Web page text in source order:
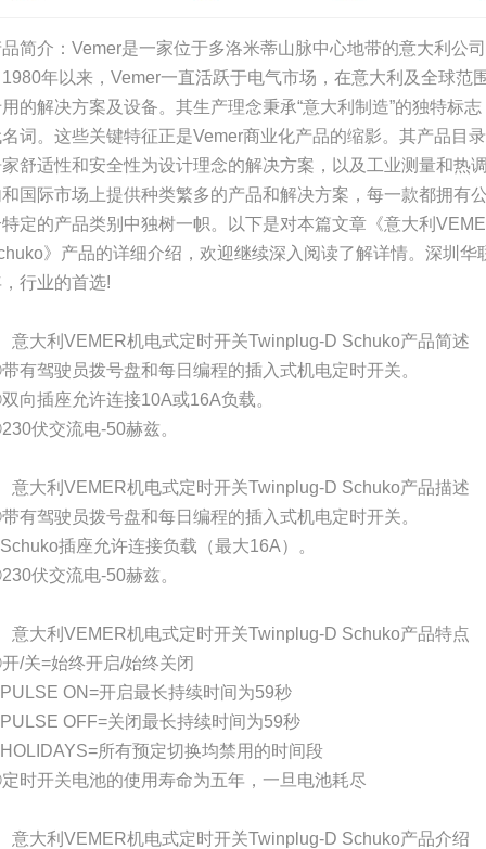
简介：Vemer是一家位于多洛米蒂山脉中心地带的意大利公
年以来，Vemer一直活跃于电气市场，在意大利及全球范
的解决方案及设备。其生产理念秉承“意大利制造”的独特标
词。这些关键特征正是Vemer商业化产品的缩影。其产品目
舒适性和安全性为设计理念的解决方案，以及工业测量和热
国际市场上提供种类繁多的产品和解决方案，每一款都拥有
定的产品类别中独树一帜。以下是对本篇文章《意大利
》产品的详细介绍，欢迎继续深入阅读了解详情。深圳华
行业的首选!
意大利VEMER机电式定时开关Twinplug-D Schuko产品简述
有驾驶员拨号盘和每日编程的插入式机电定时开关。
向插座允许连接10A或16A负载。
伏交流电-50赫兹。
意大利VEMER机电式定时开关Twinplug-D Schuko产品描述
有驾驶员拨号盘和每日编程的插入式机电定时开关。
插座允许连接负载（最大16A）。
伏交流电-50赫兹。
意大利VEMER机电式定时开关Twinplug-D Schuko产品特点
/关=始终开启/始终关闭
ON=开启最长持续时间为59秒
OFF=关闭最长持续时间为59秒
所有预定切换均禁用的时间段
时开关电池的使用寿命为五年，一旦电池耗尽
意大利VEMER机电式定时开关Twinplug-D Schuko产品介绍